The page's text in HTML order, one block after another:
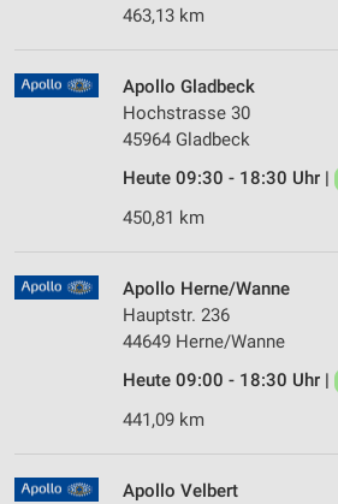
463,13 km
Apollo Gladbeck
Hochstrasse 30
45964 Gladbeck
Heute 09:30 - 18:30 Uhr |
450,81 km
Apollo Herne/Wanne
Hauptstr. 236
44649 Herne/Wanne
Heute 09:00 - 18:30 Uhr |
441,09 km
Apollo Velbert
Erstellung von Profilen für
Verwendung von Profilen zur Auswahl
personalisierter Werbung
von Inhalten
Verwendung von Profilen zur Auswahl
Messung der Werbeleistung
Messung der Performance von Inhalten
Analyse von Zielgruppen durch
Kombinationen von Daten aus
Entwicklung und Verbesserung der